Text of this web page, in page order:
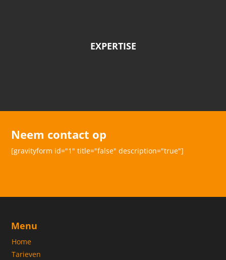
EXPERTISE
Neem contact op
[gravityform id="1" title="false" description="true"]
Menu
Home
Tarieven